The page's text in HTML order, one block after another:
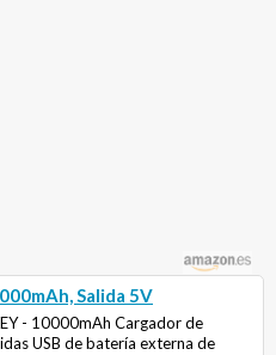
Salida 5V
- 10000mAh Cargador de
USB de batería externa de